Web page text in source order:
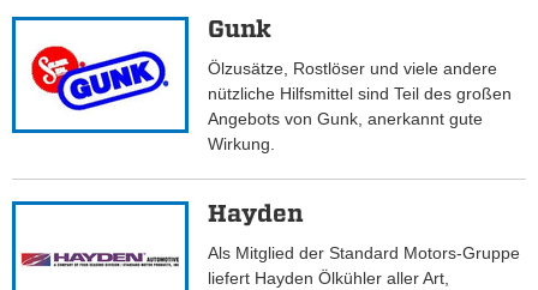
Gunk
Ölzusätze, Rostlöser und viele andere
nützliche Hilfsmittel sind Teil des großen
Angebots von Gunk, anerkannt gute
Wirkung.
Hayden
Als Mitglied der Standard Motors-Gruppe
liefert Hayden Ölkühler aller Art,